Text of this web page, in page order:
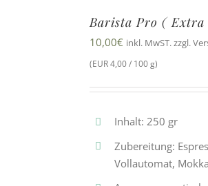
Barista Pro ( Extra
10,00€ inkl. MwST. zzgl.
(EUR 4,00 / 100 g)
Inhalt: 250 gr
Zubereitung:
Vollautomat,